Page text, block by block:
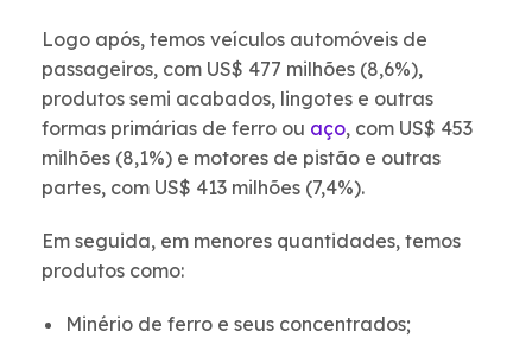
Logo após, temos veículos automóveis de
passageiros, com US$ 477 milhões (8,6%),
produtos semi acabados, lingotes e outras
formas primárias de ferro ou aço, com US$ 453
milhões (8,1%) e motores de pistão e outras
partes, com US$ 413 milhões (7,4%).
Em seguida, em menores quantidades, temos
produtos como:
Minério de ferro e seus concentrados;